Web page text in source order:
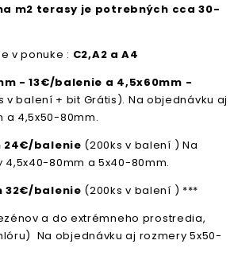
m2 terasy je potrebných cca 30-
v ponuke : C2,A2 a A4
- 13€/balenie a 4,5x60mm -
v balení + bit Grátis). Na objednávku aj
a 4,5x50-80mm.
24€/balenie (200ks v balení ) Na
80mm a 5x40-80mm.
32€/balenie (200ks v balení ) ***
a do extrémneho prostredia,
Na objednávku aj rozmery 5x50-